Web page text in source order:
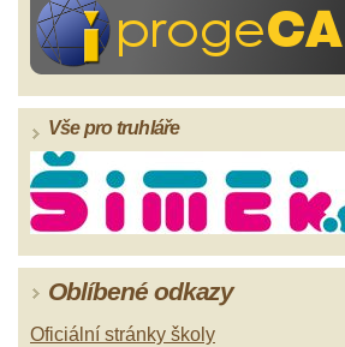
Vše pro truhláře
Oblíbené odkazy
Oficiální stránky školy